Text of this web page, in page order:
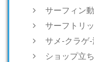
サーフィン
サーフトリ
サメ-クラゲ
ショップ立